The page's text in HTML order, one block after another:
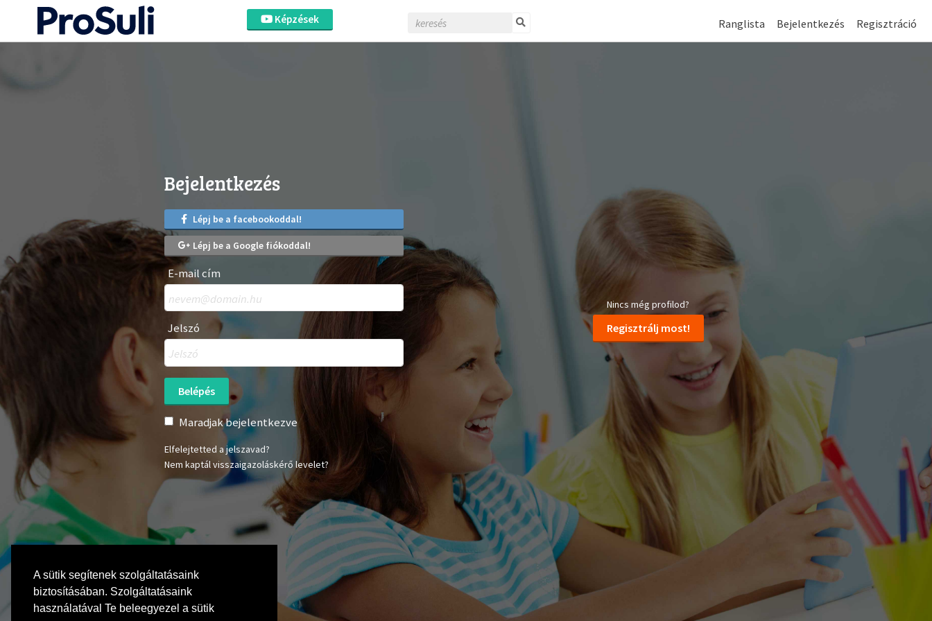
A sütik segítenek szolgáltatásaink
biztosításában. Szolgáltatásaink
használatával Te beleegyezel a sütik
Képzések Ranglista Bejelentkezés Regisztráció
Bejelentkezés
Lépj be a facebookoddal!
Lépj be a Google fiókoddal!
E-mail cím
Jelszó
Maradjak bejelentkezve
Elfelejtetted a jelszavad?
Nem kaptál visszaigazoláskérő levelet?
Nincs még profilod?
Regisztrálj most!